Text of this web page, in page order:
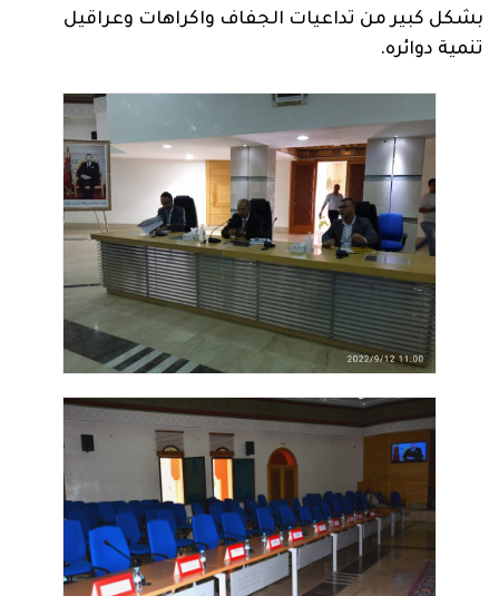
بشكل كبير من تداعيات الجفاف واكراهات وعراقيل
تنمية دوائره.